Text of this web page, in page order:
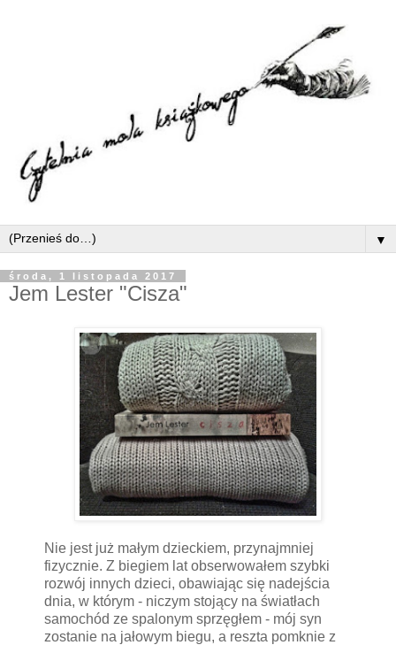
▼
środa, 1 listopada 2017
Jem Lester "Cisza"
Nie jest już małym dzieckiem, przynajmniej
fizycznie. Z biegiem lat obserwowałem szybki
rozwój innych dzieci, obawiając się nadejścia
dnia, w którym - niczym stojący na światłach
samochód ze spalonym sprzęgłem - mój syn
zostanie na jałowym biegu, a reszta pomknie z